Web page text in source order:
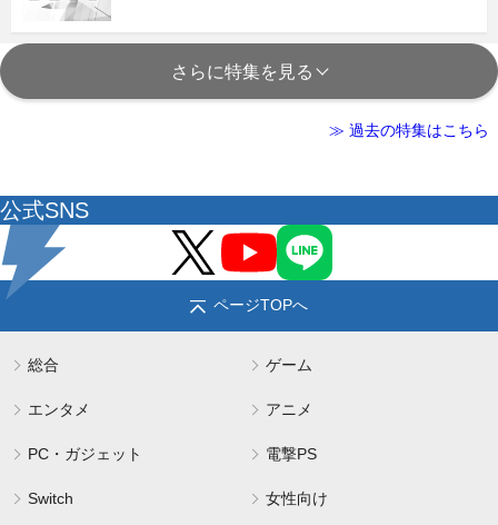
さらに特集を見る
≫ 過去の特集はこちら
公式SNS
ページTOPへ
総合 ゲーム
エンタメ アニメ
PC・ガジェット 電撃PS
Switch 女性向け